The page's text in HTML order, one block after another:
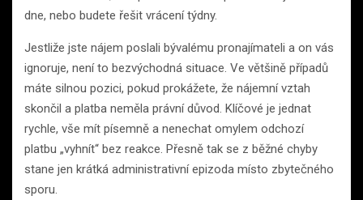
dne, nebo budete řešit vrácení týdny.
Jestliže jste nájem poslali bývalému pronajímateli a on vás
ignoruje, není to bezvýchodná situace. Ve většině případů
máte silnou pozici, pokud prokážete, že nájemní vztah
skončil a platba neměla právní důvod. Klíčové je jednat
rychle, vše mít písemně a nenechat omylem odchozí
platbu „vyhnít“ bez reakce. Přesně tak se z běžné chyby
stane jen krátká administrativní epizoda místo zbytečného
sporu.